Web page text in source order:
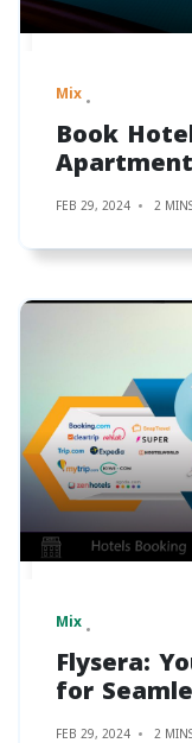
Mix
Book
FEB 29, 2024 2
Mix
Flysera:
for
FEB 29, 2024 2